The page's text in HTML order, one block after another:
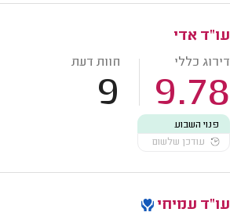
עו"ד אדי
דירוג כללי
9.78
חוות דעת
9
פנוי השבוע
עודכן שלשום
עו"ד עמיחי